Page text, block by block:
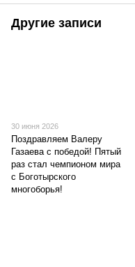
Другие записи
30 июня 2026
Поздравляем Валеру
Газаева с победой! Пятый
раз стал чемпионом мира
с Боготырского
многоборья!